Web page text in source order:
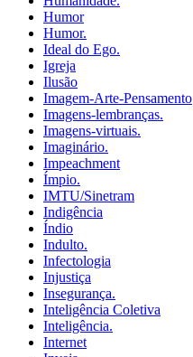
Humor
Humor.
Ideal do Ego.
Igreja
Ilusão
Imagem-Arte-Pensamento
Imagens-lembranças.
Imagens-virtuais.
Imaginário.
Impeachment
Ímpio.
IMTU/Sinetram
Indigência
Índio
Indulto.
Infectologia
Injustiça
Insegurança.
Inteligência Coletiva
Inteligência.
Internet